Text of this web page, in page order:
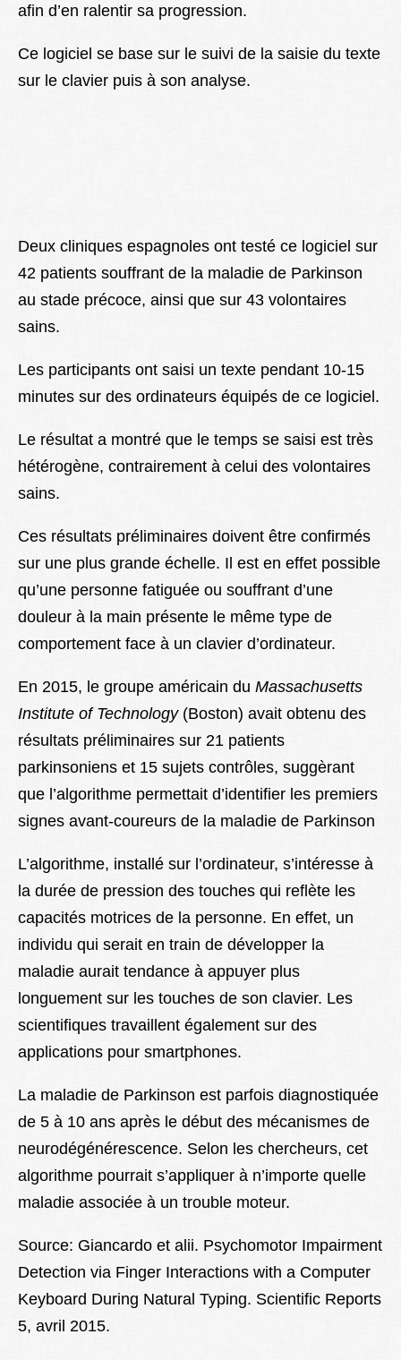
afin d’en ralentir sa progression.
Ce logiciel se base sur le suivi de la saisie du texte
sur le clavier puis à son analyse.
Deux cliniques espagnoles ont testé ce logiciel sur
42 patients souffrant de la maladie de Parkinson
au stade précoce, ainsi que sur 43 volontaires
sains.
Les participants ont saisi un texte pendant 10-15
minutes sur des ordinateurs équipés de ce logiciel.
Le résultat a montré que le temps se saisi est très
hétérogène, contrairement à celui des volontaires
sains.
Ces résultats préliminaires doivent être confirmés
sur une plus grande échelle. Il est en effet possible
qu’une personne fatiguée ou souffrant d’une
douleur à la main présente le même type de
comportement face à un clavier d’ordinateur.
En 2015, le groupe américain du Massachusetts
Institute of Technology(Boston) avait obtenu des
résultats préliminaires sur 21 patients
parkinsoniens et 15 sujets contrôles, suggèrant
que l’algorithme permettait d’identifier les premiers
signes avant-coureurs de la maladie de Parkinson
L’algorithme, installé sur l’ordinateur, s’intéresse à
la durée de pression des touches qui reflète les
capacités motrices de la personne. En effet, un
individu qui serait en train de développer la
maladie aurait tendance à appuyer plus
longuement sur les touches de son clavier. Les
scientifiques travaillent également sur des
applications pour smartphones.
La maladie de Parkinson est parfois diagnostiquée
de 5 à 10 ans après le début des mécanismes de
neurodégénérescence. Selon les chercheurs, cet
algorithme pourrait s’appliquer à n’importe quelle
maladie associée à un trouble moteur.
Source: Giancardo et alii. Psychomotor Impairment
Detection via Finger Interactions with a Computer
Keyboard During Natural Typing. Scientific Reports
5, avril 2015.